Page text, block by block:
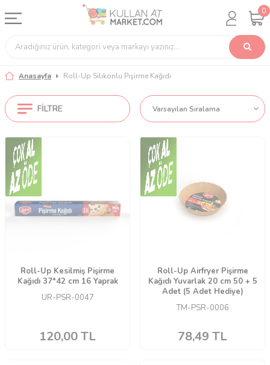
0
Anasayfa Roll-Up Silikonlu Pişirme Kağıdı
FILTRE
Roll-Up Kesilmiş Pişirme
Kağıdı 37*42 cm 16 Yaprak
UR-PSR-0047
120,00TL
Roll-Up Airfryer Pişirme
Kağıdı Yuvarlak 20 cm 50 + 5
Adet (5 Adet Hediye)
TM-PSR-0006
78,49 TL